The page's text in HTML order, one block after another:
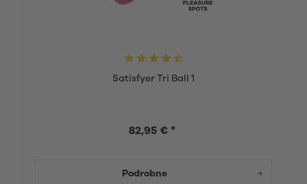
Satisfyer Tri Ball 1
82,95 € *
Podrobne